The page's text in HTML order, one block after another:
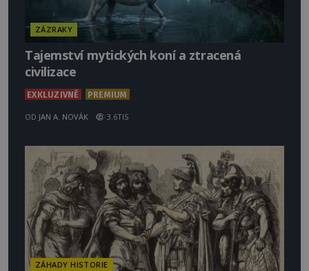
ZÁZRAKY
Tajemství mytických koní a ztracená
civilizace
EXKLUZIVNĚ PREMIUM
OD JAN A. NOVÁK 3.6TIS
ZÁHADY HISTORIE